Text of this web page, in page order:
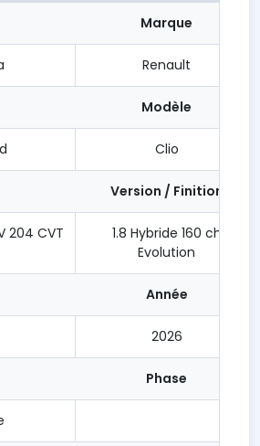
Marque
Renault
Modèle
Clio
Version / Finition
204 CVT
1.8 Hybride 160 ch
Evolution
Année
2026
Phase